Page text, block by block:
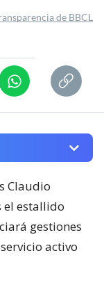
de BBCL
Claudio
el estallido
gestiones
activo